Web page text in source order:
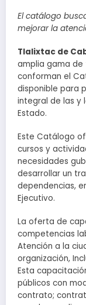
El catálogo
mejorar la
Tlalixtac de
amplia gama de
conforman el
disponible para
integral de las y
Estado.
Este Catálogo
cursos y
necesidades
desarrollar un
dependencias,
Ejecutivo.
La oferta de
competencias
Atención a la
organización,
Esta
públicos con
contrato;